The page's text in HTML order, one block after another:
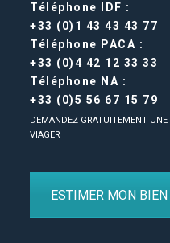
Téléphone IDF :
+33 (0)1 43 43 43 77
Téléphone PACA :
+33 (0)4 42 12 33 33
Téléphone NA :
+33 (0)5 56 67 15 79
DEMANDEZ GRATUITEMENT
VIAGER
ESTIMER MON BIEN